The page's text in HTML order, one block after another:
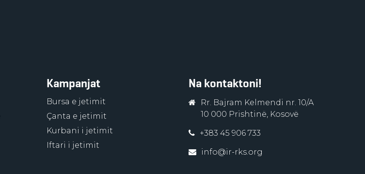
Kampanjat
Bursa e jetimit
Çanta e jetimit
Kurbani i jetimit
Iftari i jetimit
Na kontaktoni!
Rr. Bajram Kelmendi nr. 10/A
10 000 Prishtinë, Kosovë
+383 45 906 733
info@ir-rks.org